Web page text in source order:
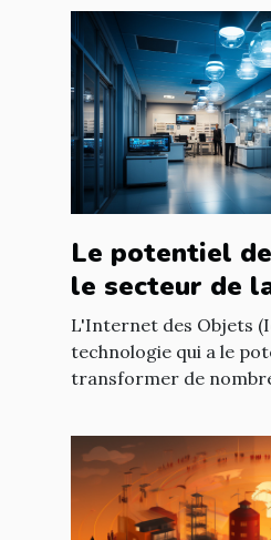
Le potentiel
le secteur de
L'Internet des Objets
technologie qui a le
transformer de